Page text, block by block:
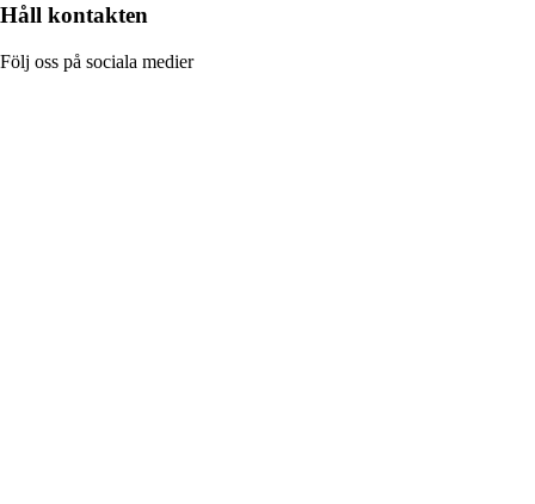
Håll kontakten
Följ oss på sociala medier